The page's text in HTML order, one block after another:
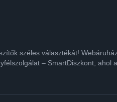
széles választékát!
– SmartDiszkont, ahol